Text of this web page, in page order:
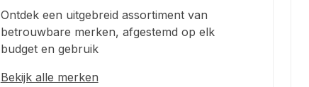
Ontdek een uitgebreid assortiment van
betrouwbare merken, afgestemd op elk
budget en gebruik
Bekijk alle merken